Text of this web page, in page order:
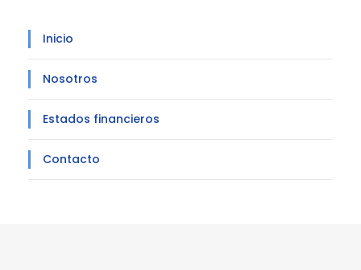
Inicio
Nosotros
Estados financieros
Contacto